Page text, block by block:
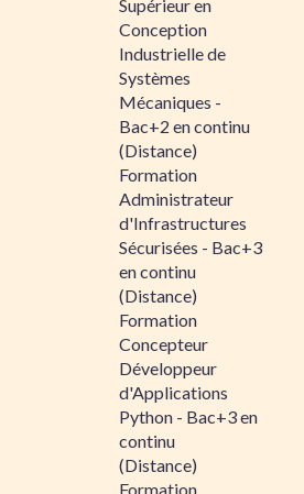
Supérieur en
Conception
Industrielle de
Systèmes
Mécaniques -
Bac+2 en continu
(Distance)
Formation
Administrateur
d'Infrastructures
Sécurisées - Bac+3
en continu
(Distance)
Formation
Concepteur
Développeur
d'Applications
Python - Bac+3 en
continu
(Distance)
Formation